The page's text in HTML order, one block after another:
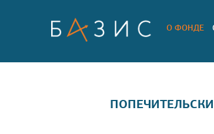
О ФОНДЕ